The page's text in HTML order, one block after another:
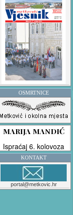
OSMRTNICE
KONTAKT
portal@metkovic.hr